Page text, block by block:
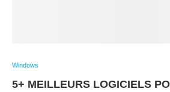
Windows
5+ MEILLEURS LOGICIELS